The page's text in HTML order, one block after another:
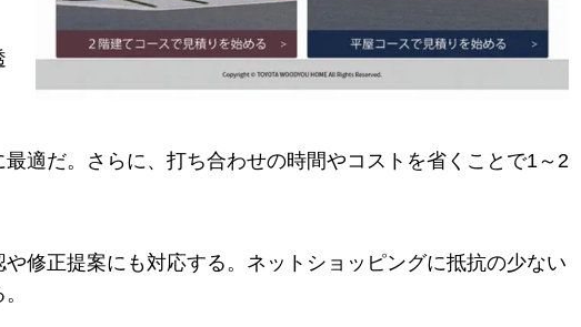
適だ。さらに、打ち合わせの時間やコストを省くことで1～2
修正提案にも対応する。ネットショッピングに抵抗の少ない